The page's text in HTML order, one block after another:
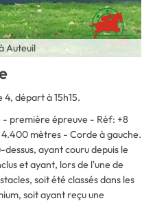
Auteuil
départ à 15h15.
première épreuve - Réf: +8
mètres - Corde à gauche.
dessus, ayant couru depuis le
et ayant, lors de l'une de
soit été classés dans les
soit ayant reçu une